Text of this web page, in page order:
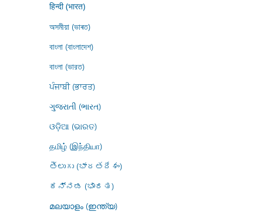
हिन्दी (भारत)
অসমীয়া (ভাৰত)
বাংলা (বাংলাদেশ)
বাংলা (ভারত)
ਪੰਜਾਬੀ (ਭਾਰਤ)
ગુજરાતી (ભારત)
ଓଡ଼ିଆ (ଭାରତ)
தமிழ் (இந்தியா)
తెలుగు (భారతదేశం)
ಕನ್ನಡ (ಭಾರತ)
മലയാളം (ഇന്ത്യ)